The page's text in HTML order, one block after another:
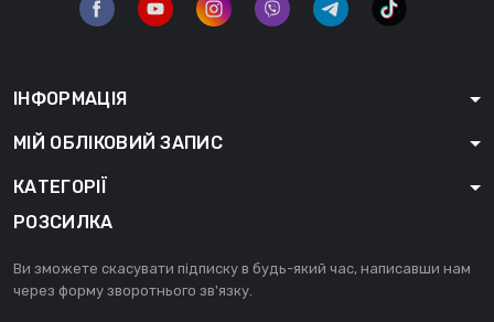
ІНФОРМАЦІЯ
МІЙ ОБЛІКОВИЙ ЗАПИС
КАТЕГОРІЇ
РОЗСИЛКА
Ви зможете скасувати підписку в будь-який час, написавши нам
через форму зворотнього зв'язку.